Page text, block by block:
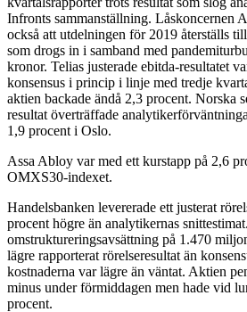
Infronts sammanställning. Låskoncernen
också att utdelningen för 2019 återställs
som drogs in i samband med
kronor. Telias justerade ebitda-resultatet
konsensus i princip i linje med tredje
aktien backade ändå 2,3 procent. Norska
resultat överträffade
1,9 procent i Oslo.
Assa Abloy var med ett kurstapp på 2,6
OMXS30-indexet.
Handelsbanken levererade ett justerat
procent högre än analytikernas
omstruktureringsavsättning på 1.470
lägre rapporterat rörelseresultat än
kostnaderna var lägre än väntat. Aktien
minus under förmiddagen men hade vid
procent.